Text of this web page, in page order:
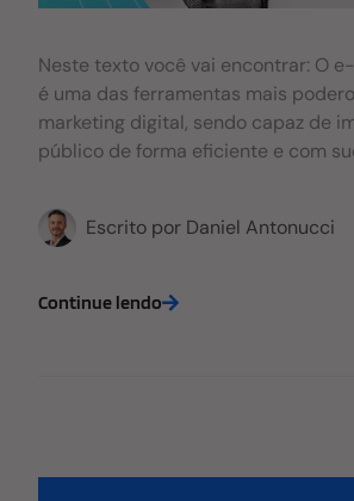
Neste texto você vai encontrar: O
é uma das ferramentas mais
marketing digital, sendo capaz de
público de forma eficiente e com
uma comunicação adequada, você
sua IES para gente legitimamente
benefícios, é necessário
Escrito por Daniel Antonucci
Continue lendo